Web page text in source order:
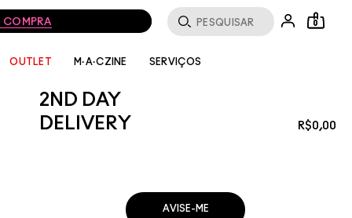
COMPRA 0
OUTLET M·A·CZINE SERVIÇOS
2ND DAY
DELIVERY
R$0,00
AVISE-ME